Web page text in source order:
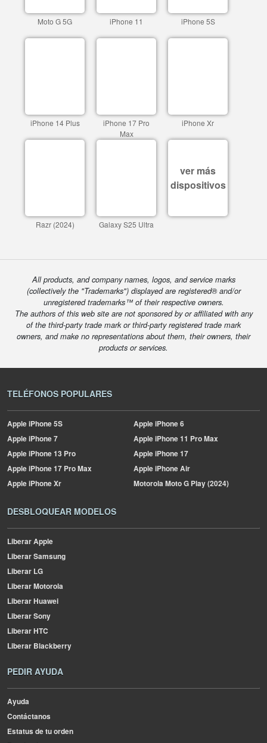
Moto G 5G iPhone 11 iPhone 5S
iPhone 14 Plus
iPhone 17 Pro
Max
iPhone Xr
Razr (2024) Galaxy S25 Ultra
ver más
dispositivos
All products, and company names, logos, and service marks
(collectively the "Trademarks") displayed are registered® and/or
unregistered trademarks™ of their respective owners.
The authors of this web site are not sponsored by or affiliated with any
of the third-party trade mark or third-party registered trade mark
owners, and make no representations about them, their owners, their
products or services.
TELÉFONOS POPULARES
AppleiPhone 5S AppleiPhone 6
AppleiPhone 7 AppleiPhone 11 Pro Max
AppleiPhone 13 Pro AppleiPhone 17
AppleiPhone 17 Pro Max AppleiPhone Air
AppleiPhone Xr MotorolaMoto G Play (2024)
DESBLOQUEAR MODELOS
Liberar Apple
Liberar Samsung
Liberar LG
Liberar Motorola
Liberar Huawei
Liberar Sony
Liberar HTC
Liberar Blackberry
PEDIR AYUDA
Ayuda
Contáctanos
Estatus de tu orden